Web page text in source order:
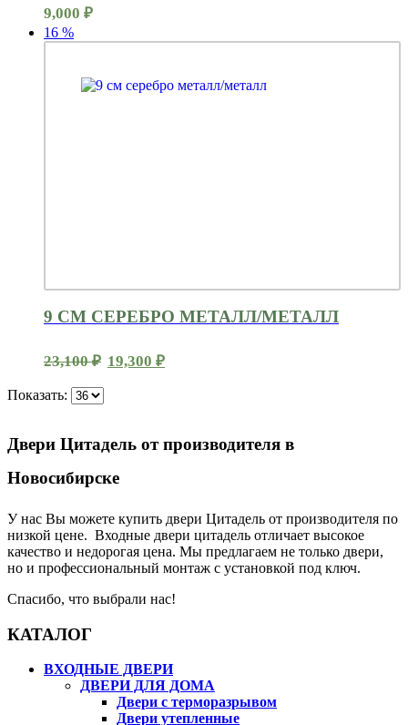
9,000 ₽
16 %
9 СМ СЕРЕБРО МЕТАЛЛ/МЕТАЛЛ
23,100₽ Первоначальная
23,100 ₽.
19,300 ₽Текущая
Показать:
Двери Цитадель от производителя в
Новосибирске
У нас Вы можете купить двери Цитадель от производителя по
низкой цене. Входные двери цитадель отличает высокое
качество и недорогая цена. Мы предлагаем не только двери,
но и профессиональный монтаж с установкой под ключ.
Спасибо, что выбрали нас!
КАТАЛОГ
ВХОДНЫЕ ДВЕРИ
ДВЕРИ ДЛЯ ДОМА
Двери с терморазрывом
Двери утепленные